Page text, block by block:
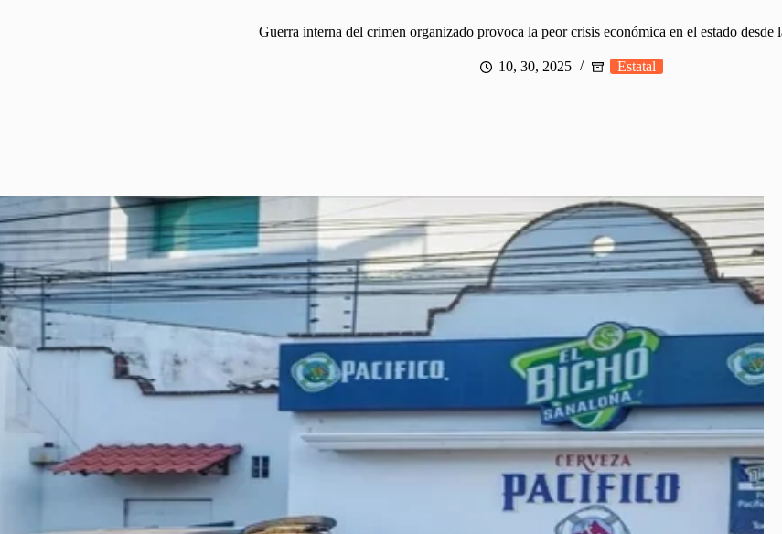
Guerra interna del crimen organizado provoca la peor crisis económica en el estado desde
10, 30, 2025 Estatal